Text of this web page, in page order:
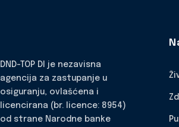
DND-TOP DI je nezavisna
agencija za zastupanje u
osiguranju, ovlašćena i
licencirana (br. licence: 8954)
od strane Narodne banke